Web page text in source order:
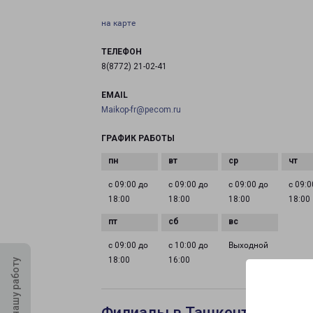
на карте
ТЕЛЕФОН
8(8772) 21-02-41
EMAIL
Maikop-fr@pecom.ru
ГРАФИК РАБОТЫ
с 09:00 до
18:00
с 09:00 до
18:00
с 09:00 до
18:00
с
18:00
с 09:00 до
18:00
с 10:00 до
16:00
Выходной